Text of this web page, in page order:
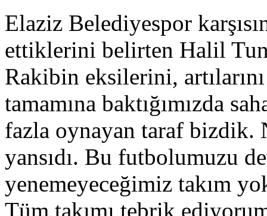
Elaziz Belediyespor
ettiklerini belirten Halil
Rakibin eksilerini,
tamamına baktığımızda
fazla oynayan taraf
yansıdı. Bu futbolumuzu
yenemeyeceğimiz takım
Tüm takımı tebrik